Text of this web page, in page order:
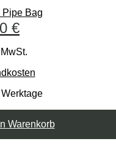
Pipe Bag
€
Warenkorb